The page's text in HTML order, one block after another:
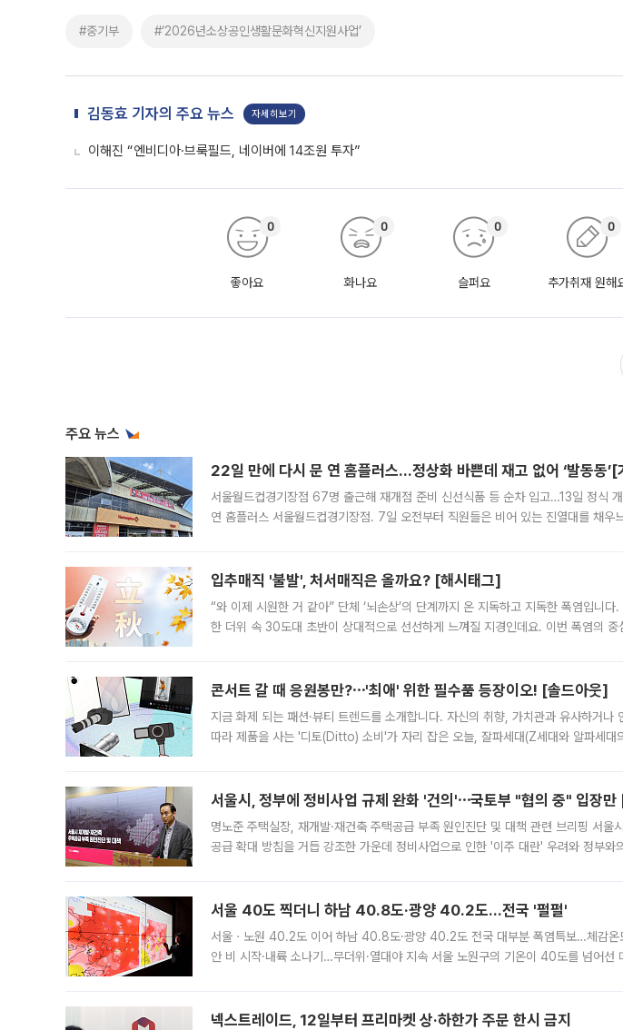
#중기부 #‘2026년소상공인생활문화혁신지원사업’
김동효 기자의 주요 뉴스 자세히보기
이해진 “엔비디아·브룩필드, 네이버에 14조원 투자”
좋아요
0
화나요
0
슬퍼요
0
추가취재 원해
0
주요 뉴스
22일 만에 다시 문 연 홈플러스…정상화 바쁜데 재고 없어 ‘발동동’[
서울월드컵경기장점 67명 출근해 재개점 준비 신선식품 등 순차 입고…13일 정식
연 홈플러스 서울월드컵경기장점. 7일 오전부터 직원들은 비어 있는 진열대를 채우
입추매직 '불발', 처서매직은 올까요? [해시태그]
“와 이제 시원한 거 같아” 단체 ‘뇌손상’의 단계까지 온 지독하고 지독한 폭염입니
한 더위 속 30도대 초반이 상대적으로 선선하게 느껴질 지경인데요. 이번 폭염의
콘서트 갈 때 응원봉만?⋯'최애' 위한 필수품 등장이오! [솔드아웃]
지금 화제 되는 패션·뷰티 트렌드를 소개합니다. 자신의 취향, 가치관과 유사하거나
따라 제품을 사는 '디토(Ditto) 소비'가 자리 잡은 오늘, 잘파세대(Z세대와 알파세대
서울시, 정부에 정비사업 규제 완화 '건의'⋯국토부 "협의 중" 입장만
명노준 주택실장, 재개발·재건축 주택공급 부족 원인진단 및 대책 관련 브리핑 서울
공급 확대 방침을 거듭 강조한 가운데 정비사업으로 인한 '이주 대란' 우려와 정부와
서울 40도 찍더니 하남 40.8도·광양 40.2도…전국 '펄펄'
서울ㆍ노원 40.2도 이어 하남 40.8도·광양 40.2도 전국 대부분 폭염특보…체감
안 비 시작·내륙 소나기…무더위·열대야 지속 서울 노원구의 기온이 40도를 넘어선
넥스트레이드, 12일부터 프리마켓 상·하한가 주문 한시 금지